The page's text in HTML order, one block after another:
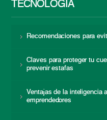
TECNOLOGÍA
Recomendaciones para
Claves para proteger tu
prevenir estafas
Ventajas de la inteligencia
emprendedores